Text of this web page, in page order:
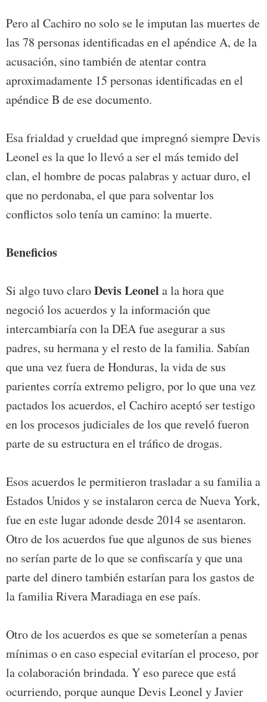
Pero al Cachiro no solo se le imputan las muertes de
las 78 personas identificadas en el apéndice A, de la
acusación, sino también de atentar contra
aproximadamente 15 personas identificadas en el
apéndice B de ese documento.
Esa frialdad y crueldad que impregnó siempre Devis
Leonel es la que lo llevó a ser el más temido del
clan, el hombre de pocas palabras y actuar duro, el
que no perdonaba, el que para solventar los
conflictos solo tenía un camino: la muerte.
Beneficios
Si algo tuvo claroDevis Leonel a la hora que
negoció los acuerdos y la información que
intercambiaría con la DEA fue asegurar a sus
padres, su hermana y el resto de la familia. Sabían
que una vez fuera de Honduras, la vida de sus
parientes corría extremo peligro, por lo que una vez
pactados los acuerdos, el Cachiro aceptó ser testigo
en los procesos judiciales de los que reveló fueron
parte de su estructura en el tráfico de drogas.
Esos acuerdos le permitieron trasladar a su familia a
Estados Unidos y se instalaron cerca de Nueva York,
fue en este lugar adonde desde 2014 se asentaron.
Otro de los acuerdos fue que algunos de sus bienes
no serían parte de lo que se confiscaría y que una
parte del dinero también estarían para los gastos de
la familia Rivera Maradiaga en ese país.
Otro de los acuerdos es que se someterían a penas
mínimas o en caso especial evitarían el proceso, por
la colaboración brindada. Y eso parece que está
ocurriendo, porque aunque Devis Leonel y Javier